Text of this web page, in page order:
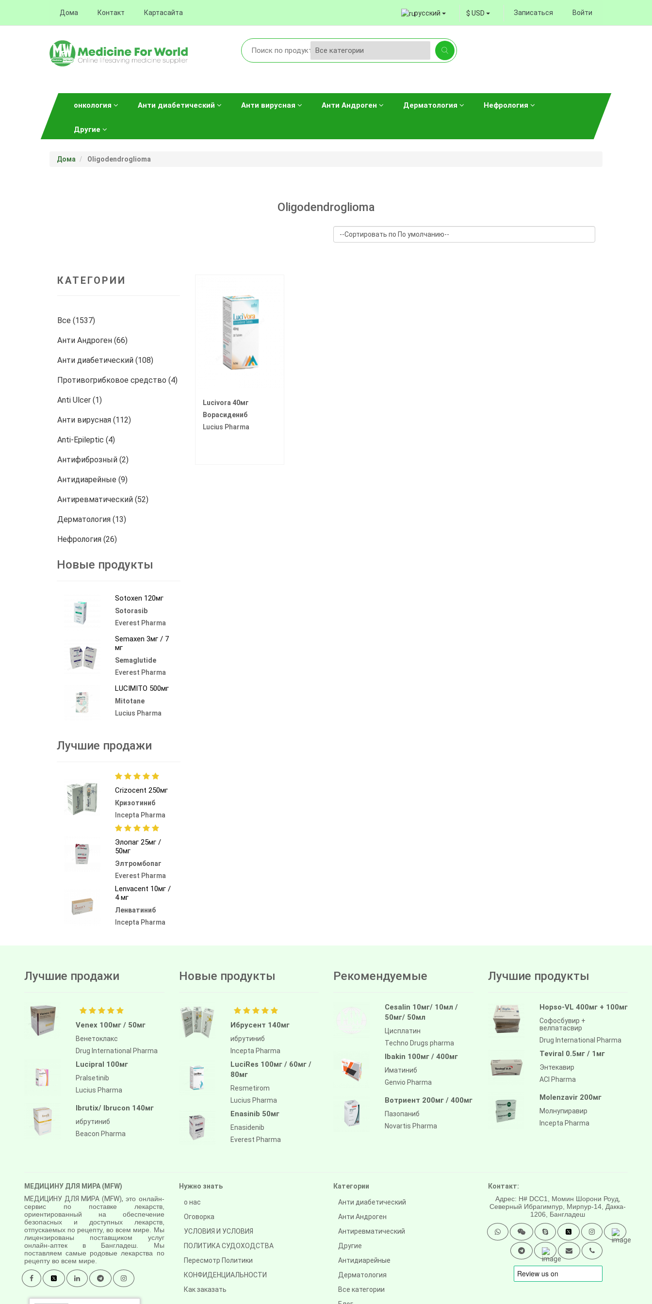
Дома Контакт Картасайта русский $ USD Записаться Войти
онкология Анти диабетический Анти вирусная Анти Андроген Дерматология Нефрология
Другие
Дома Oligodendroglioma
Oligodendroglioma
КАТЕГОРИИ
Все (1537)
Анти Андроген (66)
Анти диабетический (108)
Противогрибковое средство (4)
Anti Ulcer (1)
Анти вирусная (112)
Anti-Epileptic (4)
Антифиброзный (2)
Антидиарейные (9)
Антиревматический (52)
Дерматология (13)
Нефрология (26)
онкология (772)
Новые продукты
Sotoxen 120мг
Sotorasib
Everest Pharma
Semaxen 3мг / 7
мг
Semaglutide
Everest Pharma
LUCIMITO 500мг
Mitotane
Lucius Pharma
Лучшие продажи
Crizocent 250мг
Кризотиниб
Incepta Pharma
Элопаг 25мг /
50мг
Элтромбопаг
Everest Pharma
Lenvacent 10мг /
4 мг
Ленватиниб
Incepta Pharma
Lucivora 40мг
Ворасидениб
Lucius Pharma
Лучшие продажи
Venex 100мг / 50мг
Венетоклакс
Drug International Pharma
Lucipral 100мг
Pralsetinib
Lucius Pharma
Ibrutix/ Ibrucon 140мг
ибрутиниб
Beacon Pharma
Новые продукты
Ибрусент 140мг
ибрутиниб
Incepta Pharma
LuciRes 100мг / 60мг /
80мг
Resmetirom
Lucius Pharma
Enasinib 50мг
Enasidenib
Everest Pharma
Рекомендуемые
Cesalin 10мг/ 10мл /
50мг/ 50мл
Цисплатин
Techno Drugs pharma
Ibakin 100мг / 400мг
Иматиниб
Genvio Pharma
Вотриент 200мг / 400мг
Пазопаниб
Novartis Pharma
Лучшие продукты
Hopso-VL 400мг + 100мг
Софосбувир +
велпатасвир
Drug International Pharma
Teviral 0.5мг / 1мг
Энтекавир
ACI Pharma
Molenzavir 200мг
Молнупиравир
Incepta Pharma
МЕДИЦИНУ ДЛЯ МИРА (MFW)
МЕДИЦИНУ ДЛЯ МИРА (MFW), это онлайн-
сервис по поставке лекарств,
ориентированный на обеспечение
безопасных и доступных лекарств,
отпускаемых по рецепту, во всем мире. Мы
лицензированы поставщиком услуг
онлайн-аптек в Бангладеш. Мы
поставляем самые родовые лекарства по
рецепту во всем мире.
Нужно знать
о нас
Оговорка
УСЛОВИЯ И УСЛОВИЯ
ПОЛИТИКА СУДОХОДСТВА
Пересмотр Политики
КОНФИДЕНЦИАЛЬНОСТИ
Как заказать
Категории
Анти диабетический
Анти Андроген
Антиревматический
Другие
Антидиарейные
Дерматология
Все категории
Контакт:
Адрес: H# DCC1, Момин Шорони Роуд,
Северный Ибрагимпур, Мирпур-14, Дакка-
1206, Бангладеш